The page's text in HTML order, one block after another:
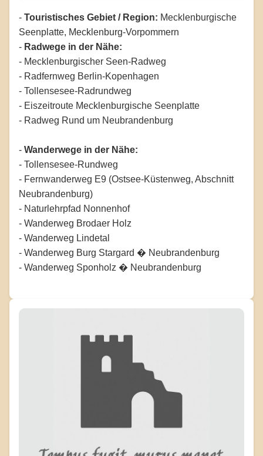
- Touristisches Gebiet / Region: Mecklenburgische
Seenplatte, Mecklenburg-Vorpommern
- Radwege in der Nähe:
- Mecklenburgischer Seen-Radweg
- Radfernweg Berlin-Kopenhagen
- Tollensesee-Radrundweg
- Eiszeitroute Mecklenburgische Seenplatte
- Radweg Rund um Neubrandenburg
- Wanderwege in der Nähe:
- Tollensesee-Rundweg
- Fernwanderweg E9 (Ostsee-Küstenweg, Abschnitt
Neubrandenburg)
- Naturlehrpfad Nonnenhof
- Wanderweg Brodaer Holz
- Wanderweg Lindetal
- Wanderweg Burg Stargard � Neubrandenburg
- Wanderweg Sponholz � Neubrandenburg